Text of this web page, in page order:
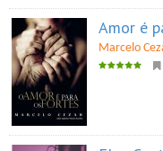
Amor é
Marcelo